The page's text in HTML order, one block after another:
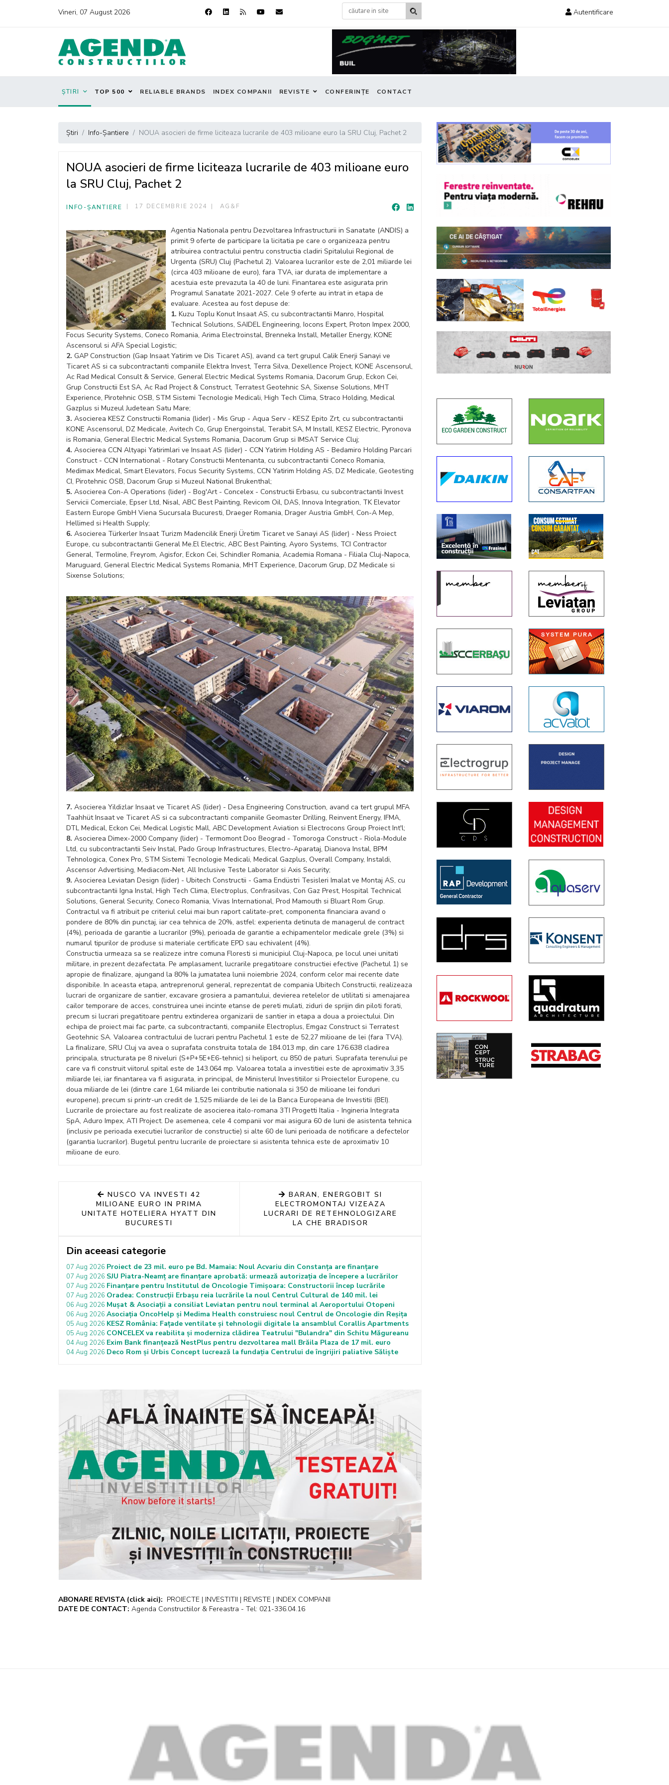
Vineri, 07 August 2026 Autentificare
ȘTIRI TOP 500 RELIABLE BRANDS INDEX COMPANII REVISTE CONFERINȚE CONTACT
Știri Info-Șantiere NOUA asocieri de firme liciteaza lucrarile de 403 milioane euro la SRU Cluj, Pachet 2
NOUA asocieri de firme liciteaza lucrarile de 403 milioane euro
la SRU Cluj, Pachet 2
INFO-ȘANTIERE 17 DECEMBRIE 2024 AG&F
Agentia Nationala pentru Dezvoltarea Infrastructurii in Sanatate (ANDIS) a
primit 9 oferte de participare la licitatia pe care o organizeaza pentru
atribuirea contractului pentru constructia cladiri Spitalului Regional de
Urgenta (SRU) Cluj (Pachetul 2). Valoarea lucrarilor este de 2,01 miliarde lei
(circa 403 milioane de euro), fara TVA, iar durata de implementare a
acestuia este prevazuta la 40 de luni. Finantarea este asigurata prin
Programul Sanatate 2021-2027. Cele 9 oferte au intrat in etapa de
evaluare. Acestea au fost depuse de:
1. Kuzu Toplu Konut Insaat AS, cu subcontractantii Manro, Hospital
Technical Solutions, SAIDEL Engineering, Iocons Expert, Proton Impex 2000,
Focus Security Systems, Coneco Romania, Arima Electroinstal, Brenneka Install, Metaller Energy, KONE
Ascensorul si AFA Special Logistic;
2. GAP Construction (Gap Insaat Yatirim ve Dis Ticaret AS), avand ca tert grupul Calik Enerji Sanayi ve
Ticaret AS si ca subcontractanti companiile Elektra Invest, Terra Silva, Dexellence Project, KONE Ascensorul,
Ac Rad Medical Consult & Service, General Electric Medical Systems Romania, Dacorum Grup, Eckon Cei,
Grup Constructii Est SA, Ac Rad Project & Construct, Terratest Geotehnic SA, Sixense Solutions, MHT
Experience, Pirotehnic OSB, STM Sistemi Tecnologie Medicali, High Tech Clima, Straco Holding, Medical
Gazplus si Muzeul Judetean Satu Mare;
3. Asocierea KESZ Constructii Romania (lider) - Mis Grup - Aqua Serv - KESZ Epito Zrt, cu subcontractantii
KONE Ascensorul, DZ Medicale, Avitech Co, Grup Energoinstal, Terabit SA, M Install, KESZ Electric, Pyronova
is Romania, General Electric Medical Systems Romania, Dacorum Grup si IMSAT Service Cluj;
4. Asocierea CCN Altyapi Yatirimlari ve Insaat AS (lider) - CCN Yatirim Holding AS - Bedamiro Holding Parcari
Construct - CCN International - Rotary Constructii Mentenanta, cu subcontractantii Coneco Romania,
Medimax Medical, Smart Elevators, Focus Security Systems, CCN Yatirim Holding AS, DZ Medicale, Geotesting
CI, Pirotehnic OSB, Dacorum Grup si Muzeul National Brukenthal;
5. Asocierea Con-A Operations (lider) - Bog'Art - Concelex - Constructii Erbasu, cu subcontractantii Invest
Servicii Comerciale, Epser Ltd, Nisal, ABC Best Painting, Revicom Oil, DAS, Innova Integration, TK Elevator
Eastern Europe GmbH Viena Sucursala Bucuresti, Draeger Romania, Drager Austria GmbH, Con-A Mep,
Hellimed si Health Supply;
6. Asocierea Türkerler Insaat Turizm Madencilik Enerji Üretim Ticaret ve Sanayi AS (lider) - Ness Proiect
Europe, cu subcontractantii General Me.El Electric, ABC Best Painting, Ayoro Systems, TCI Contractor
General, Termoline, Freyrom, Agisfor, Eckon Cei, Schindler Romania, Academia Romana - Filiala Cluj-Napoca,
Maruguard, General Electric Medical Systems Romania, MHT Experience, Dacorum Grup, DZ Medicale si
Sixense Solutions;
7. Asocierea Yildizlar Insaat ve Ticaret AS (lider) - Desa Engineering Construction, avand ca tert grupul MFA
Taahhüt Insaat ve Ticaret AS si ca subcontractanti companiile Geomaster Drilling, Reinvent Energy, IFMA,
DTL Medical, Eckon Cei, Medical Logistic Mall, ABC Development Aviation si Electrocons Group Proiect Int'l;
8. Asocierea Dimex-2000 Company (lider) - Termomont Doo Beograd - Tomoroga Construct - Riola-Module
Ltd, cu subcontractantii Seiv Instal, Pado Group Infrastructures, Electro-Aparataj, Dianova Instal, BPM
Tehnologica, Conex Pro, STM Sistemi Tecnologie Medicali, Medical Gazplus, Overall Company, Instaldi,
Ascensor Advertising, Mediacom-Net, All Inclusive Teste Laborator si Axis Security;
9. Asocierea Leviatan Design (lider) - Ubitech Constructii - Gama Endüstri Tesisleri Imalat ve Montaj AS, cu
subcontractantii Igna Instal, High Tech Clima, Electroplus, Confrasilvas, Con Gaz Prest, Hospital Technical
Solutions, General Security, Coneco Romania, Vivas International, Prod Mamouth si Bluart Rom Grup.
Contractul va fi atribuit pe criteriul celui mai bun raport calitate-pret, componenta financiara avand o
pondere de 80% din punctaj, iar cea tehnica de 20%, astfel: experienta detinuta de managerul de contract
(4%), perioada de garantie a lucrarilor (9%), perioada de garantie a echipamentelor medicale grele (3%) si
numarul tipurilor de produse si materiale certificate EPD sau echivalent (4%).
Constructia urmeaza sa se realizeze intre comuna Floresti si municipiul Cluj-Napoca, pe locul unei unitati
militare, in prezent dezafectata. Pe amplasament, lucrarile pregatitoare constructiei efective (Pachetul 1) se
apropie de finalizare, ajungand la 80% la jumatatea lunii noiembrie 2024, conform celor mai recente date
disponibile. In aceasta etapa, antreprenorul general, reprezentat de compania Ubitech Constructii, realizeaza
lucrari de organizare de santier, excavare grosiera a pamantului, devierea retelelor de utilitati si amenajarea
cailor temporare de acces, construirea unei incinte etanse de pereti mulati, ziduri de sprijin din piloti forati,
precum si lucrari pregatitoare pentru extinderea organizarii de santier in etapa a doua a proiectului. Din
echipa de proiect mai fac parte, ca subcontractanti, companiile Electroplus, Emgaz Construct si Terratest
Geotehnic SA. Valoarea contractului de lucrari pentru Pachetul 1 este de 52,27 milioane de lei (fara TVA).
La finalizare, SRU Cluj va avea o suprafata construita totala de 184.013 mp, din care 176.638 cladirea
principala, structurata pe 8 niveluri (S+P+5E+E6-tehnic) si heliport, cu 850 de paturi. Suprafata terenului pe
care va fi construit viitorul spital este de 143.064 mp. Valoarea totala a investitiei este de aproximativ 3,35
miliarde lei, iar finantarea va fi asigurata, in principal, de Ministerul Investitiilor si Proiectelor Europene, cu
doua miliarde de lei (dintre care 1,64 miliarde lei contributie nationala si 350 de milioane lei fonduri
europene), precum si printr-un credit de 1,525 miliarde de lei de la Banca Europeana de Investitii (BEI).
Lucrarile de proiectare au fost realizate de asocierea italo-romana 3TI Progetti Italia - Ingineria Integrata
SpA, Aduro Impex, ATI Project. De asemenea, cele 4 companii vor mai asigura 60 de luni de asistenta tehnica
(inclusiv pe perioada executiei lucrarilor de constructie) si alte 60 de luni perioada de notificare a defectelor
(garantia lucrarilor). Bugetul pentru lucrarile de proiectare si asistenta tehnica este de aproximativ 10
milioane de euro.
NUSCO VA INVESTI 42
MILIOANE EURO IN PRIMA
UNITATE HOTELIERA HYATT DIN
BUCURESTI
BARAN, ENERGOBIT SI
ELECTROMONTAJ VIZEAZA
LUCRARI DE RETEHNOLOGIZARE
LA CHE BRADISOR
Din aceeasi categorie
07 Aug 2026 Proiect de 23 mil. euro pe Bd. Mamaia: Noul Acvariu din Constanța are finanțare
07 Aug 2026 SJU Piatra-Neamț are finanțare aprobată: urmează autorizația de începere a lucrărilor
07 Aug 2026 Finanțare pentru Institutul de Oncologie Timișoara: Constructorii încep lucrările
07 Aug 2026 Oradea: Construcții Erbașu reia lucrările la noul Centrul Cultural de 140 mil. lei
06 Aug 2026 Mușat & Asociații a consiliat Leviatan pentru noul terminal al Aeroportului Otopeni
06 Aug 2026 Asociația OncoHelp și Medima Health construiesc noul Centrul de Oncologie din Reșița
05 Aug 2026 KESZ România: Fațade ventilate și tehnologii digitale la ansamblul Corallis Apartments
05 Aug 2026 CONCELEX va reabilita și moderniza clădirea Teatrului "Bulandra" din Schitu Măgureanu
04 Aug 2026 Exim Bank finanțează NestPlus pentru dezvoltarea mall Brăila Plaza de 17 mil. euro
04 Aug 2026 Deco Rom și Urbis Concept lucrează la fundația Centrului de îngrijiri paliative Săliște
ABONARE REVISTA (click aici): PROIECTE | INVESTITII | REVISTE | INDEX COMPANII
DATE DE CONTACT: Agenda Constructiilor & Fereastra - Tel: 021-336.04.16